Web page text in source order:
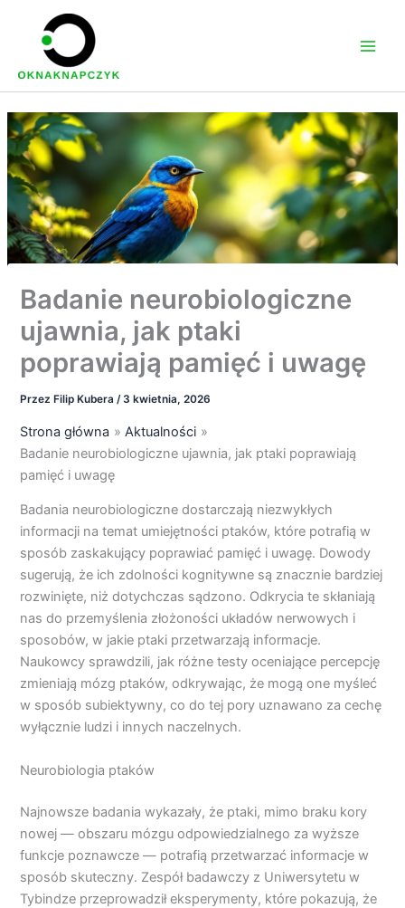
Badanie neurobiologiczne
ujawnia, jak ptaki
poprawiają pamięć i uwagę
PrzezFilip Kubera/ 3 kwietnia, 2026
Strona główna
Aktualności
Badanie neurobiologiczne ujawnia, jak ptaki poprawiają
pamięć i uwagę
Badania neurobiologiczne dostarczają niezwykłych
informacji na temat umiejętności ptaków, które potrafią w
sposób zaskakujący poprawiać pamięć i uwagę. Dowody
sugerują, że ich zdolności kognitywne są znacznie bardziej
rozwinięte, niż dotychczas sądzono. Odkrycia te skłaniają
nas do przemyślenia złożoności układów nerwowych i
sposobów, w jakie ptaki przetwarzają informacje.
Naukowcy sprawdzili, jak różne testy oceniające percepcję
zmieniają mózg ptaków, odkrywając, że mogą one myśleć
w sposób subiektywny, co do tej pory uznawano za cechę
wyłącznie ludzi i innych naczelnych.
Neurobiologia ptaków
Najnowsze badania wykazały, że ptaki, mimo braku kory
nowej — obszaru mózgu odpowiedzialnego za wyższe
funkcje poznawcze — potrafią przetwarzać informacje w
sposób skuteczny. Zespół badawczy z Uniwersytetu w
Tybindze przeprowadził eksperymenty, które pokazują, że